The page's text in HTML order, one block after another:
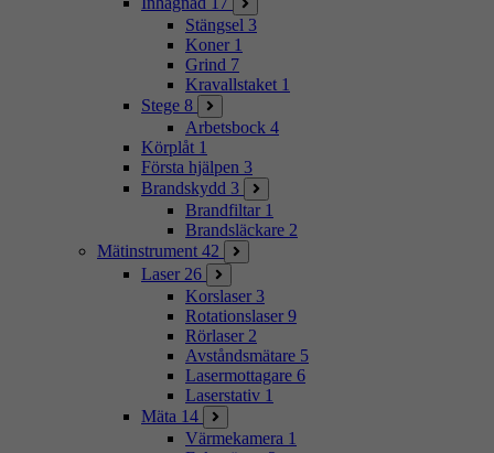
Stängsel 3
Koner 1
Grind 7
Kravallstaket 1
Stege 8
Arbetsbock 4
Körplåt 1
Första hjälpen 3
Brandskydd 3
Brandfiltar 1
Brandsläckare 2
Mätinstrument 42
Laser 26
Korslaser 3
Rotationslaser 9
Rörlaser 2
Avståndsmätare 5
Lasermottagare 6
Laserstativ 1
Mäta 14
Värmekamera 1